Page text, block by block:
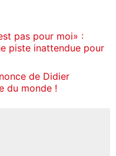
pas pour moi» :
piste inattendue pour
de Didier
du monde !